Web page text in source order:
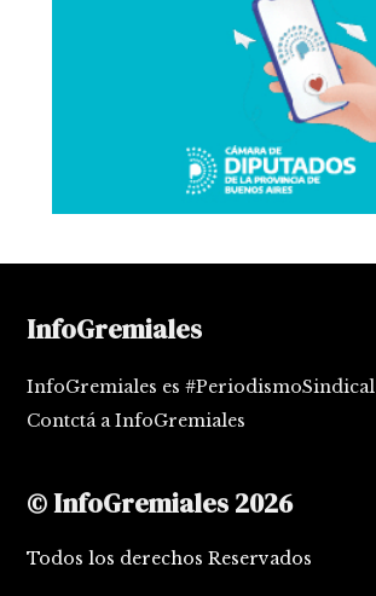
InfoGremiales
InfoGremiales es #PeriodismoSindical
Contctá a InfoGremiales
© InfoGremiales 2026
Todos los derechos Reservados